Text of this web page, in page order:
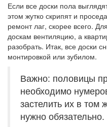
Если все доски пола
этом жутко скрипят и
ремонт лаг, скорее всего.
доскам вентиляцию, а
разобрать. Итак, все доски
монтировкой или зубилом.
Важно: половицы
необходимо
застелить их в том
нужно обязательно.